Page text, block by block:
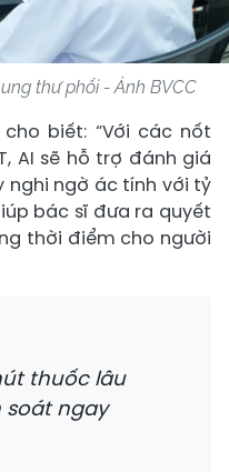
thư phổi - Ảnh BVCC
cho biết: “Với các nốt
AI sẽ hỗ trợ đánh giá
nghi ngờ ác tính với tỷ
bác sĩ đưa ra quyết
thời điểm cho người
thuốc lâu
ngay